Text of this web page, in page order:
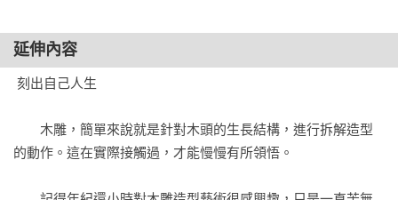
延伸內容
木雕，簡單來說就是針對木頭的生長結構，進行拆解造型
的動作。這在實際接觸過，才能慢慢有所領悟。